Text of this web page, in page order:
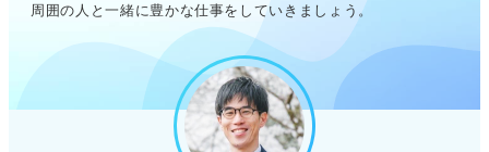
周囲の人と一緒に豊かな仕事をしていきましょう。